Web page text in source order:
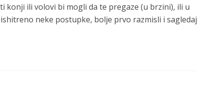
konji ili volovi bi mogli da te pregaze (u brzini), ili u
neke postupke, bolje prvo razmisli i sagledaj